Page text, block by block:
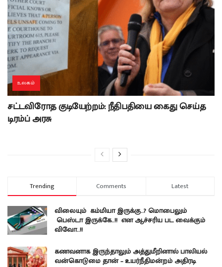
உலகம்
சட்டவிரோத குடியேற்றம்: நீதிபதியை கைது செய்த
டிரம்ப் அரசு
Trending Comments Latest
விலையும் கம்மியா இருக்கு..? மொபைலும்
பெஸ்டா இருக்கே..!! என ஆச்சரிய பட வைக்கும்
விவோ..!!
கணவனாக இருந்தாலும் அத்துமீறினால் பாலியல்
வன்கொடுமை தான் – உயர்நீதிமன்றம் அதிரடி